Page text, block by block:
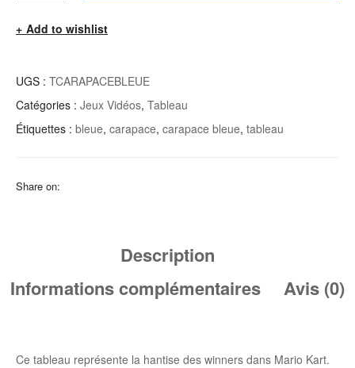
Tableau
Bleue
Add to wishlist
UGS : TCARAPACEBLEUE
Catégories : Jeux Vidéos, Tableau
Étiquettes : bleue, carapace, carapace bleue, tableau
Share on:
Description
Informations complémentaires
Avis (0)
Ce tableau représente la hantise des winners dans Mario Kart.